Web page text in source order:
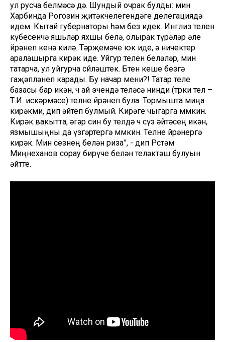
ул русча белмәсә дә. Шундый очрак булды: мин
Харбинда Рогозин җитәкчелегендәге делегациядә
идем. Кытай губернаторы һәм без идек. Инглиз телен
күбесенчә яшьләр яхшы белә, олырак түрәләр әле
өйрәнеп кенә килә. Тәрҗемәче юк иде, ә ничектер
аралашырга кирәк иде. Уйгур телен беләләр, мин
татарча, ул уйгурча сөйләштек. Бөтен кеше безгә
гаҗәпләнеп карады. Бу начар мени?! Татар теле
базасы бар икән, өч ай эчендә теләсә нинди (төрки тел –
Т.И. искәрмәсе) телне өйрәнеп була. Тормышта миңа
кирәкми, дип әйтеп булмый. Кирәге чыгарга мөмкин.
Кирәк вакытта, әгәр син бу телдә өч сүз әйтәсең икән,
язмышыңны да үзгәртергә мөмкин. Телне өйрәнергә
кирәк. Мин сезнең белән риза”, - дип Рөстәм
Миңнеханов сорау бирүче белән теләктәш булуын
әйтте.